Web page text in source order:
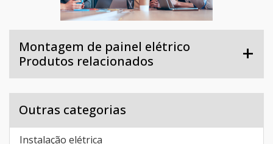
Montagem de painel elétrico
Produtos relacionados
Outras categorias
Instalação elétrica